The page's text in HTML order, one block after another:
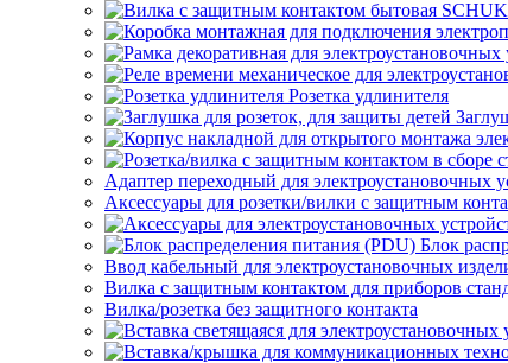
Розетка удлинителя
Адаптер переходный для электроустановочных
Аксессуары для розетки/вилки с защитным
Блок
Ввод кабельный для электроустановочных
Вилка с защитным контактом для приборов
Вилка/розетка без защитного контакта